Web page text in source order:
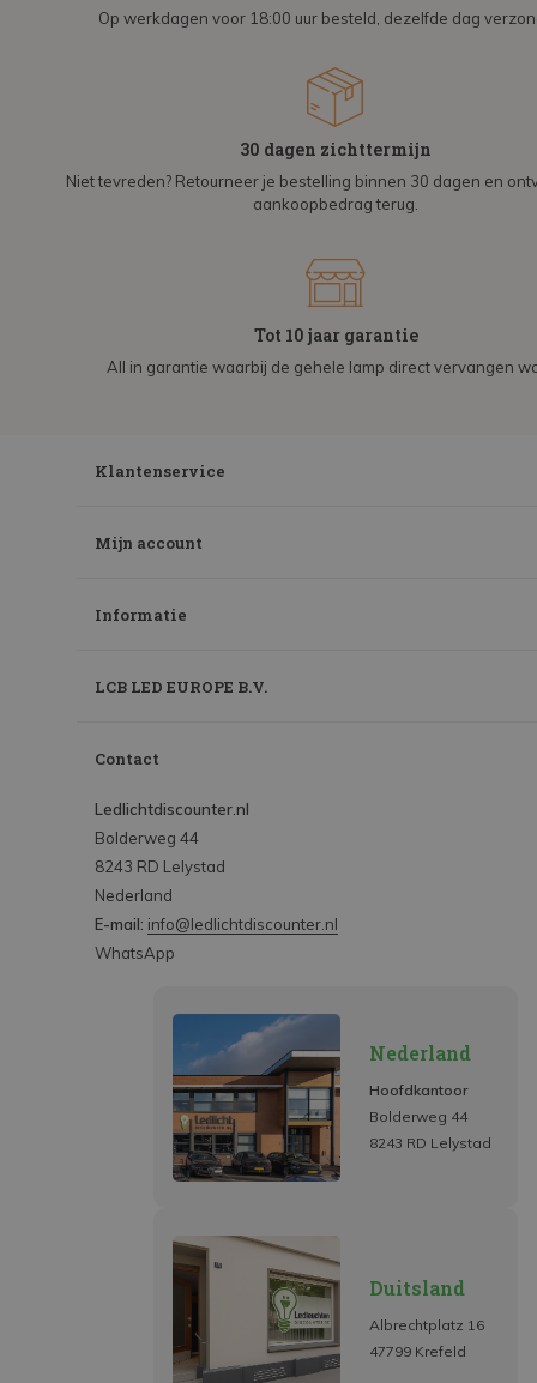
Op werkdagen voor 18:00 uur besteld, dezelfde dag
30 dagen zichttermijn
Niet tevreden? Retourneer je bestelling binnen 30 dagen en
aankoopbedrag terug.
Tot 10 jaar garantie
All in garantie waarbij de gehele lamp direct vervangen
Klantenservice
Mijn account
Informatie
LCB LED EUROPE B.V.
Contact
Ledlichtdiscounter.nl
Bolderweg 44
8243 RD Lelystad
Nederland
E-mail: info@ledlichtdiscounter.nl
WhatsApp
Nederland
Hoofdkantoor
Bolderweg 44
8243 RD Lelystad
Duitsland
Albrechtplatz 16
47799 Krefeld